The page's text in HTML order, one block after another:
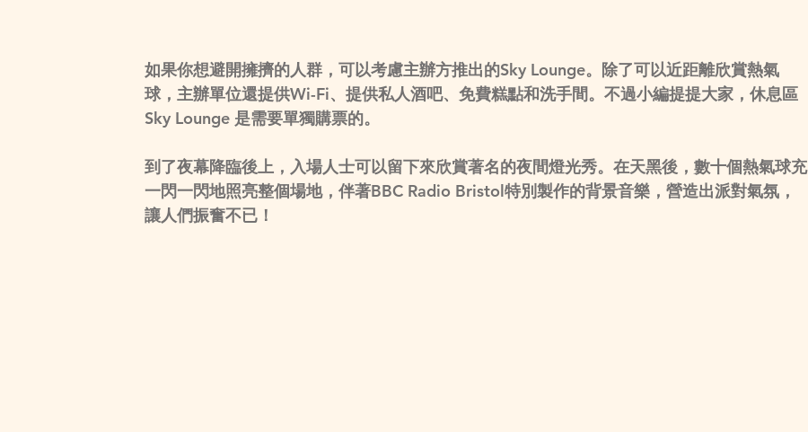
如果你想避開擁擠的人群，可以考慮主辦方推出的Sky Lounge。除了可以近距離欣賞熱氣
球，主辦單位還提供Wi-Fi、提供私人酒吧、免費糕點和洗手間。不過小編提提大家，休息區
Sky Lounge 是需要單獨購票的。
到了夜幕降臨後上，入場人士可以留下來欣賞著名的夜間燈光秀。在天黑後，數十個熱氣球充
一閃一閃地照亮整個場地，伴著BBC Radio Bristol特別製作的背景音樂，營造出派對氣氛，
讓人們振奮不已！